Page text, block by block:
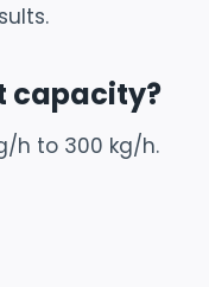
capacity?
h to 300 kg/h.